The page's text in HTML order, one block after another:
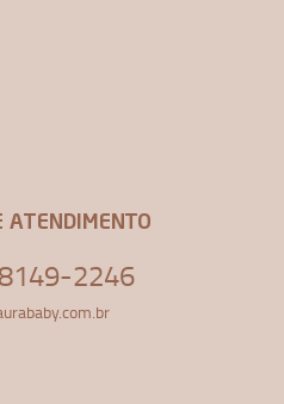
ATENDIMENTO
2246